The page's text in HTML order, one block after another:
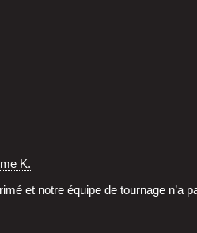
K.
et notre équipe de tour­nage n’a